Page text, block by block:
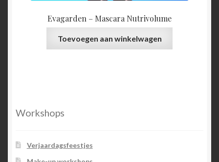
Evagarden – Mascara Nutrivolume
Toevoegen aan winkelwagen
Workshops
Verjaardagsfeestjes